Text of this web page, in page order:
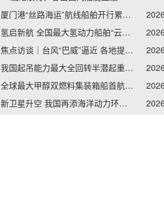
厦门港“丝路海运”航线船舶开行累计突破1.5万艘次
氢启新航 全国最大氢动力船舶“云韬一号”顺利吉水
焦点访谈｜台风“巴威”逼近 各地提前部署打好防御主动仗
我国起吊能力最大全回转半潜起重船交付投用
全球最大甲醇双燃料集装箱船首航青岛港
新卫星升空 我国再添海洋动力环境监测网“天眼”